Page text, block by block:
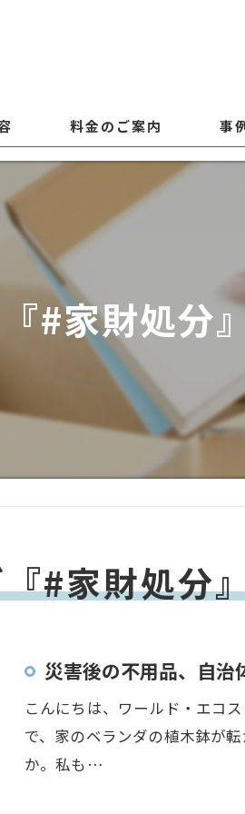
料金のご案内 事
#家財処分
#家財処分
災害後の不用品、自治
こんにちは、ワールド・エコ
で、家のベランダの植木鉢が
か。私も…